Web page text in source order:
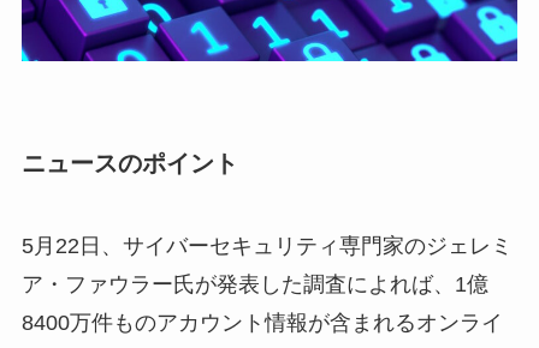
ニュースのポイント
5月22日、サイバーセキュリティ専門家のジェレミ
ア・ファウラー氏が発表した調査によれば、1億
8400万件ものアカウント情報が含まれるオンライ